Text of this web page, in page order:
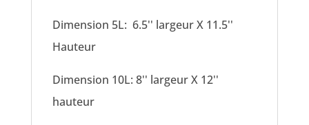
Dimension 5L: 6.5'' largeur X 11.5''
Hauteur
Dimension 10L: 8'' largeur X 12''
hauteur